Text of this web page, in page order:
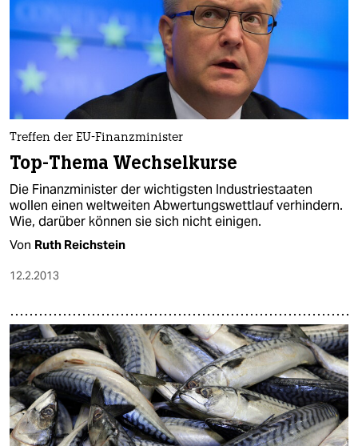
Treffen der EU-Finanzminister
Top-Thema Wechselkurse
Die Finanzminister der wichtigsten Industriestaaten
wollen einen weltweiten Abwertungswettlauf verhindern.
Wie, darüber können sie sich nicht einigen.
Von Ruth Reichstein
12.2.2013